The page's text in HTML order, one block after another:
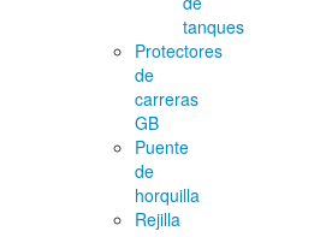
tanques
Protectores
de
carreras
GB
Puente
de
horquilla
Rejilla